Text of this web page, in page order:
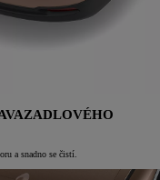
a snadno se čistí.